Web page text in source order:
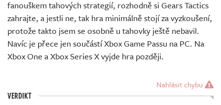
fanouškem tahových strategií, rozhodně si Gears Tactics
zahrajte, a jestli ne, tak hra minimálně stojí za vyzkoušení,
protože takto jsem se osobně u tahovky ještě nebavil.
Navíc je přece jen součástí Xbox Game Passu na PC. Na
Xbox One a Xbox Series X vyjde hra později.
Nahlásit chybu
VERDIKT